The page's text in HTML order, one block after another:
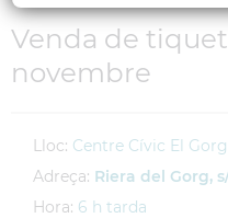
Venda de
novembre
Lloc: Centre Cívic El Gorg
Adreça: Riera del Gorg,
Hora: 6 h tarda